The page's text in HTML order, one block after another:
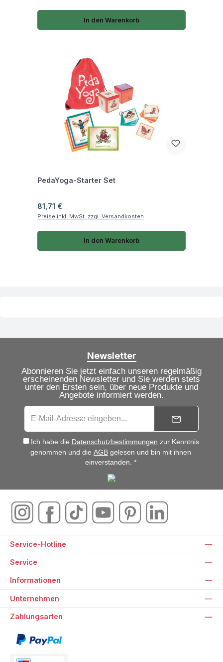
In den Warenkorb
PedaYoga-Starter Set
Regulärer Preis:
81,71 €
Preise inkl. MwSt. zzgl. Versandkosten
In den Warenkorb
Newsletter
Abonnieren Sie jetzt einfach unseren regelmäßig
erscheinenden Newsletter und Sie werden stets
unter den Ersten sein, über neue Produkte und
Angebote informiert werden.
Ich habe die Datenschutzbestimmungen zur Kenntnis
genommen und die AGB gelesen und bin mit ihnen
einverstanden. *
Service-Hotline
Service
Informationen
Unternehmen
Zahlungsarten